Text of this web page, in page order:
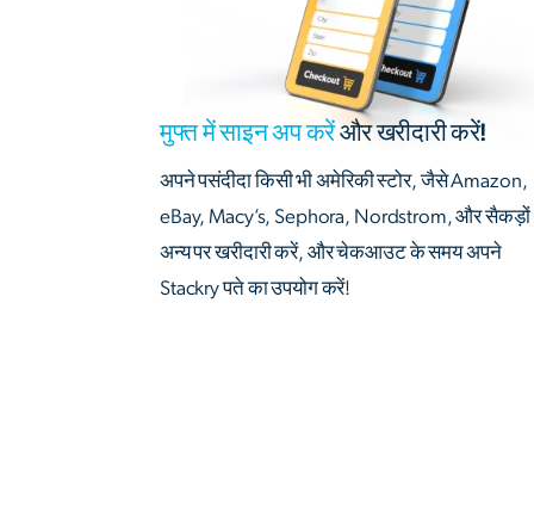
मुफ्त में साइन अप करेंऔर खरीदारी करें!
अपने पसंदीदा किसी भी अमेरिकी स्टोर, जैसे Amazon,
eBay, Macy’s, Sephora, Nordstrom, और सैकड़ों
अन्य पर खरीदारी करें, और चेकआउट के समय अपने
Stackry पते का उपयोग करें!